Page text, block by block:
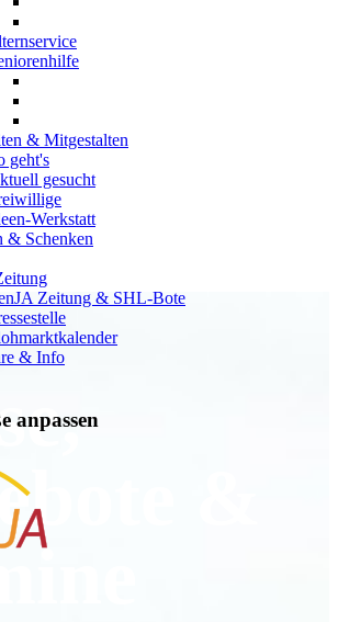
& Mitgestalten
geht's
gesucht
Werkstatt
& Schenken
Zeitung & SHL-Bote
& Info
anpassen
&